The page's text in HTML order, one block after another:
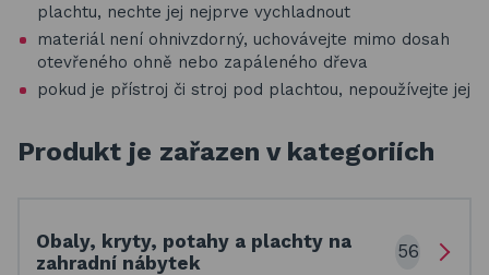
plachtu, nechte jej nejprve vychladnout
materiál není ohnivzdorný, uchovávejte mimo dosah
otevřeného ohně nebo zapáleného dřeva
pokud je přístroj či stroj pod plachtou, nepoužívejte jej
Produkt je zařazen v kategoriích
Obaly, kryty, potahy a plachty na
zahradní nábytek
56